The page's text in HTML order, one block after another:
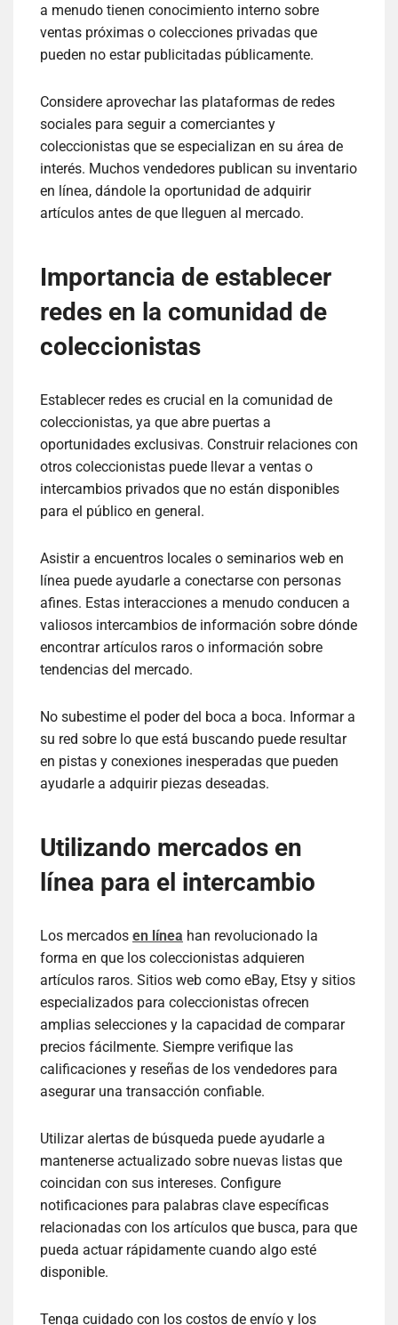
a menudo tienen conocimiento interno sobre
ventas próximas o colecciones privadas que
pueden no estar publicitadas públicamente.
Considere aprovechar las plataformas de redes
sociales para seguir a comerciantes y
coleccionistas que se especializan en su área de
interés. Muchos vendedores publican su inventario
en línea, dándole la oportunidad de adquirir
artículos antes de que lleguen al mercado.
Importancia de establecer
redes en la comunidad de
coleccionistas
Establecer redes es crucial en la comunidad de
coleccionistas, ya que abre puertas a
oportunidades exclusivas. Construir relaciones con
otros coleccionistas puede llevar a ventas o
intercambios privados que no están disponibles
para el público en general.
Asistir a encuentros locales o seminarios web en
línea puede ayudarle a conectarse con personas
afines. Estas interacciones a menudo conducen a
valiosos intercambios de información sobre dónde
encontrar artículos raros o información sobre
tendencias del mercado.
No subestime el poder del boca a boca. Informar a
su red sobre lo que está buscando puede resultar
en pistas y conexiones inesperadas que pueden
ayudarle a adquirir piezas deseadas.
Utilizando mercados en
línea para el intercambio
Los mercados en línea han revolucionado la
forma en que los coleccionistas adquieren
artículos raros. Sitios web como eBay, Etsy y sitios
especializados para coleccionistas ofrecen
amplias selecciones y la capacidad de comparar
precios fácilmente. Siempre verifique las
calificaciones y reseñas de los vendedores para
asegurar una transacción confiable.
Utilizar alertas de búsqueda puede ayudarle a
mantenerse actualizado sobre nuevas listas que
coincidan con sus intereses. Configure
notificaciones para palabras clave específicas
relacionadas con los artículos que busca, para que
pueda actuar rápidamente cuando algo esté
disponible.
Tenga cuidado con los costos de envío y los